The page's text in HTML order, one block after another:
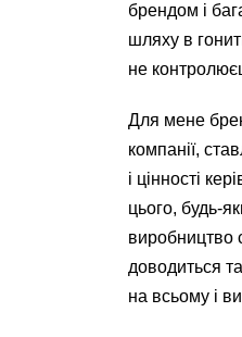
брендом і
шляху в
не
Для мене
компанії,
і цінності
цього, будь-
виробництво
доводиться
на всьому і